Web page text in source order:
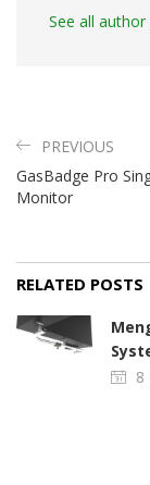
See all
PREVIOUS
GasBadge Pro
Monitor
RELATED POSTS
8